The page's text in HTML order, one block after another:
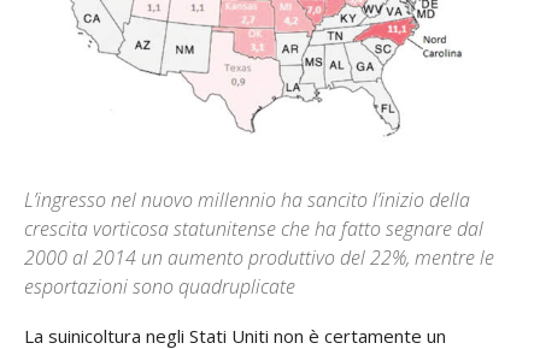
L’ingresso nel nuovo millennio ha sancito l’inizio della
crescita vorticosa statunitense che ha fatto segnare dal
2000 al 2014 un aumento produttivo del 22%, mentre le
esportazioni sono quadruplicate
La suinicoltura negli Stati Uniti non è certamente un